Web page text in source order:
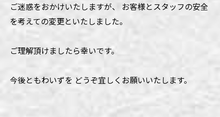
ご迷惑をおかけいたしますが、 お客様とスタッフの安全
を考えての変更といたしました。
ご理解頂けましたら幸いです。
今後ともわいずを どうぞ宜しくお願いいたします。